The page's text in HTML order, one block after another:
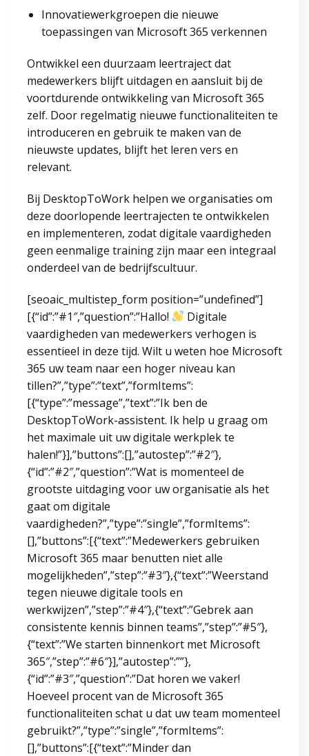
Innovatiewerkgroepen die nieuwe
toepassingen van Microsoft 365 verkennen
Ontwikkel een duurzaam leertraject dat
medewerkers blijft uitdagen en aansluit bij de
voortdurende ontwikkeling van Microsoft 365
zelf. Door regelmatig nieuwe functionaliteiten te
introduceren en gebruik te maken van de
nieuwste updates, blijft het leren vers en
relevant.
Bij DesktopToWork helpen we organisaties om
deze doorlopende leertrajecten te ontwikkelen
en implementeren, zodat digitale vaardigheden
geen eenmalige training zijn maar een integraal
onderdeel van de bedrijfscultuur.
[seoaic_multistep_form position=”undefined”]
[{“id”:”#1″,”question”:”Hallo!
Digitale
vaardigheden van medewerkers verhogen is
essentieel in deze tijd. Wilt u weten hoe Microsoft
365 uw team naar een hoger niveau kan
tillen?”,”type”:”text”,”formItems”:
[{“type”:”message”,”text”:”Ik ben de
DesktopToWork-assistent. Ik help u graag om
het maximale uit uw digitale werkplek te
halen!”}],”buttons”:[],”autostep”:”#2″},
{“id”:”#2″,”question”:”Wat is momenteel de
grootste uitdaging voor uw organisatie als het
gaat om digitale
vaardigheden?”,”type”:”single”,”formItems”:
[],”buttons”:[{“text”:”Medewerkers gebruiken
Microsoft 365 maar benutten niet alle
mogelijkheden”,”step”:”#3″},{“text”:”Weerstand
tegen nieuwe digitale tools en
werkwijzen”,”step”:”#4″},{“text”:”Gebrek aan
consistente kennis binnen teams”,”step”:”#5″},
{“text”:”We starten binnenkort met Microsoft
365″,”step”:”#6″}],”autostep”:””},
{“id”:”#3″,”question”:”Dat horen we vaker!
Hoeveel procent van de Microsoft 365
functionaliteiten schat u dat uw team momenteel
gebruikt?”,”type”:”single”,”formItems”:
[],”buttons”:[{“text”:”Minder dan